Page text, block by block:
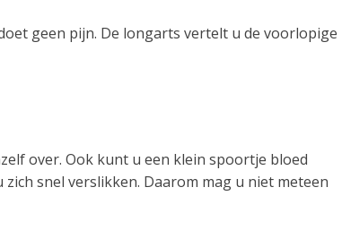
geen pijn. De longarts vertelt u de voorlopige
over. Ook kunt u een klein spoortje bloed
snel verslikken. Daarom mag u niet meteen